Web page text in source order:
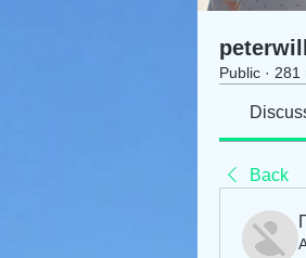
Public · 281
Back